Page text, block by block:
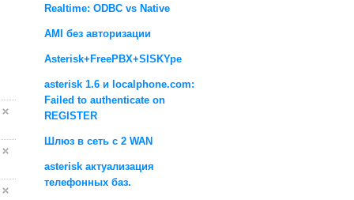
Realtime: ODBC vs Native
AMI без авторизации
Asterisk+FreePBX+SISKYpe
asterisk 1.6 и localphone.com:
Failed to authenticate on
REGISTER
Шлюз в сеть с 2 WAN
asterisk актуализация
телефонных баз.